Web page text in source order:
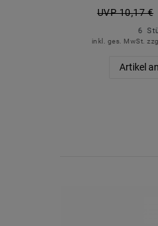
UVP 10,17 €
6
inkl. ges. MwSt.
Artikel